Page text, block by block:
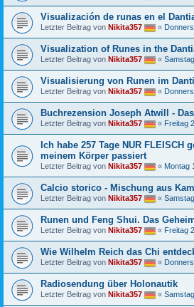
Visualización de runas en el
Letzter Beitrag von Nikita357 «
Visualization of Runes in the
Letzter Beitrag von Nikita357 «
Visualisierung von Runen im
Letzter Beitrag von Nikita357 «
Buchrezension Joseph Atwill -
Letzter Beitrag von Nikita357 « Freitag
Ich habe 257 Tage NUR FLEISCH
meinem Körper passiert
Letzter Beitrag von Nikita357 « Montag
Calcio storico - Mischung aus
Letzter Beitrag von Nikita357 «
Runen und Feng Shui. Das
Letzter Beitrag von Nikita357 « Freitag
Wie Wilhelm Reich das Chi
Letzter Beitrag von Nikita357 «
Radiosendung über Holonautik
Letzter Beitrag von Nikita357 «